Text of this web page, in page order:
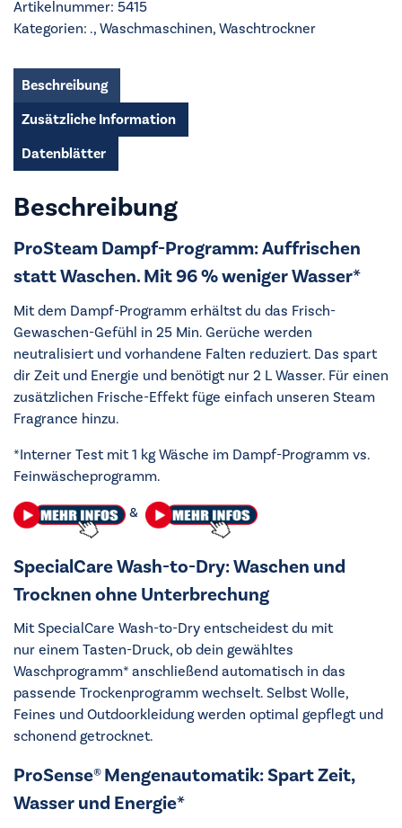
black
Menge
Artikelnummer: 5415
Kategorien: ., Waschmaschinen, Waschtrockner
Beschreibung
Zusätzliche Information
Datenblätter
Beschreibung
ProSteam Dampf-Programm: Auffrischen
statt Waschen. Mit 96 % weniger Wasser*
Mit dem Dampf-Programm erhältst du das Frisch-
Gewaschen-Gefühl in 25 Min. Gerüche werden
neutralisiert und vorhandene Falten reduziert. Das spart
dir Zeit und Energie und benötigt nur 2 L Wasser. Für einen
zusätzlichen Frische-Effekt füge einfach unseren Steam
Fragrance hinzu.
*Interner Test mit 1 kg Wäsche im Dampf-Programm vs.
Feinwäscheprogramm.
&
SpecialCare​ Wash-to-Dry: Waschen und
Trocknen ohne Unterbrechung
Mit SpecialCare Wash-to-Dry entscheidest du mit
nur einem Tasten-Druck, ob dein gewähltes
Waschprogramm* anschließend automatisch in das
passende Trockenprogramm wechselt. Selbst Wolle,
Feines und Outdoorkleidung werden optimal gepflegt und
schonend getrocknet.
ProSense® Mengenautomatik: Spart Zeit,
Wasser und Energie*